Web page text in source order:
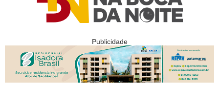
Publicidade